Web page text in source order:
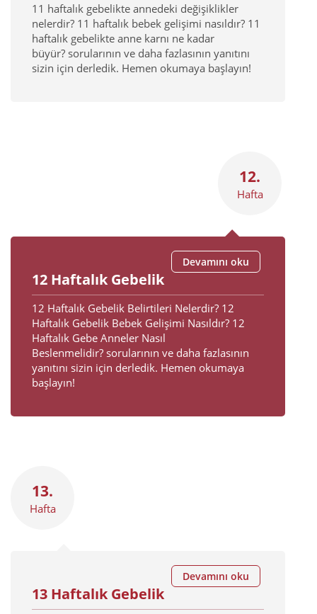
11 haftalık gebelikte annedeki değişiklikler
nelerdir? 11 haftalık bebek gelişimi nasıldır? 11
haftalık gebelikte anne karnı ne kadar
büyür? sorularının ve daha fazlasının yanıtını
sizin için derledik. Hemen okumaya başlayın!
12.
Hafta
12 Haftalık Gebelik
12 Haftalık Gebelik Belirtileri Nelerdir? 12
Haftalık Gebelik Bebek Gelişimi Nasıldır? 12
Haftalık Gebe Anneler Nasıl
Beslenmelidir? sorularının ve daha fazlasının
yanıtını sizin için derledik. Hemen okumaya
başlayın!
Devamını oku
13.
Hafta
13 Haftalık Gebelik
Devamını oku